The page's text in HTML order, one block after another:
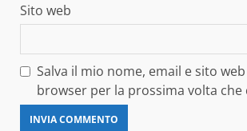
Sito web
Salva il mio nome, email e sito
browser per la prossima volta